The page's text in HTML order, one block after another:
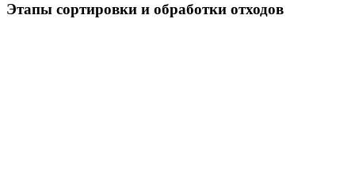
Этапы сортировки и обработки отходов